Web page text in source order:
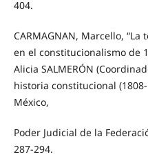
404.
CARMAGNAN, Marcello,
en el constitucionalismo de
Alicia SALMERÓN
historia constitucional
México,
Poder Judicial de la
287-294.